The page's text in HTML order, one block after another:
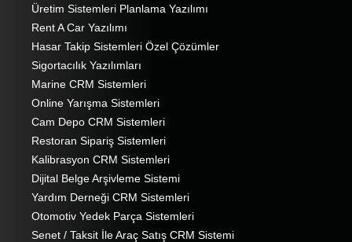
Üretim Sistemleri Planlama Yazılımı
Rent A Car Yazılımı
Hasar Takip Sistemleri Özel Çözümler
Sigortacılık Yazılımları
Marine CRM Sistemleri
Online Yarışma Sistemleri
Cam Depo CRM Sistemleri
Restoran Sipariş Sistemleri
Kalibrasyon CRM Sistemleri
Dijital Belge Arşivleme Sistemi
Yardım Derneği CRM Sistemleri
Otomotiv Yedek Parça Sistemleri
Senet / Taksit İle Araç Satış CRM Sistemi